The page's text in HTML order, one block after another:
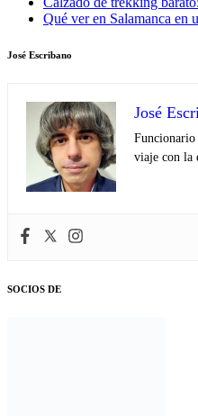
Qué ver en Salamanca en
José Escribano
José
Funcionario
viaje con la
SOCIOS DE